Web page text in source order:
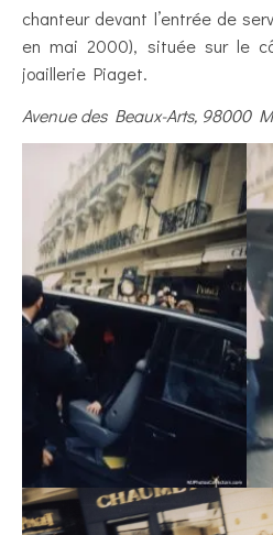
chanteur devant l’entrée de
en mai 2000), située sur le
joaillerie Piaget.
Avenue des Beaux-Arts, 98000